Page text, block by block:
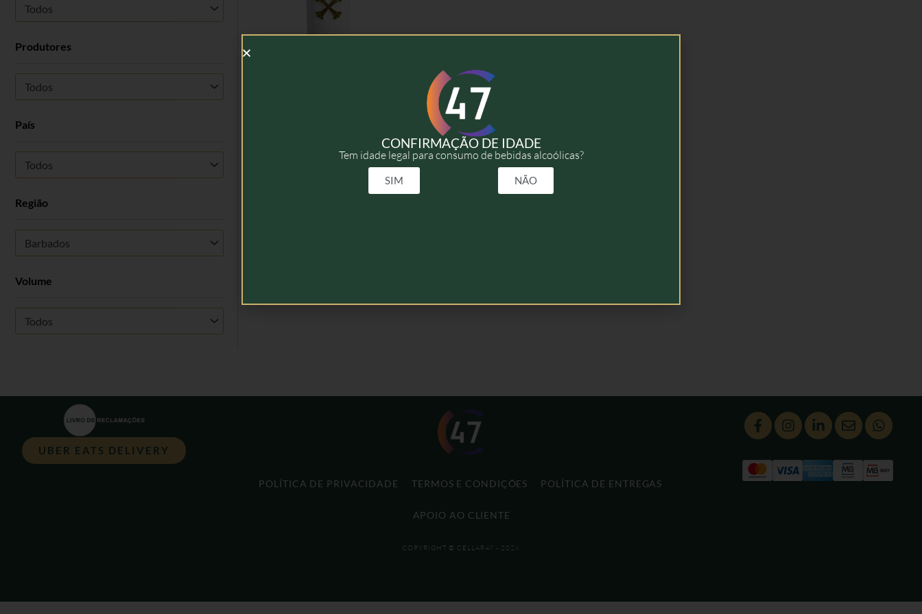
Todos
Produtores
Todos
País
Todos
Região
Barbados
Volume
Todos
Adicionar
POLÍTICA DE PRIVACIDADE TERMOS E CONDIÇÕES POLÍTICA DE ENTREGAS
APOIO AO CLIENTE
COPYRIGHT © CELLAR47 - 2026
UBER EATS DELIVERY
CONFIRMAÇÃO DE IDADE
Tem idade legal para consumo de bebidas alcoólicas?
SIM NÃO